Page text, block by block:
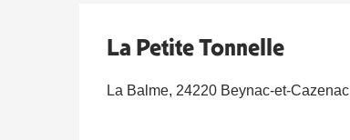
La Petite Tonnelle
La Balme, 24220 Beynac-et-Cazenac